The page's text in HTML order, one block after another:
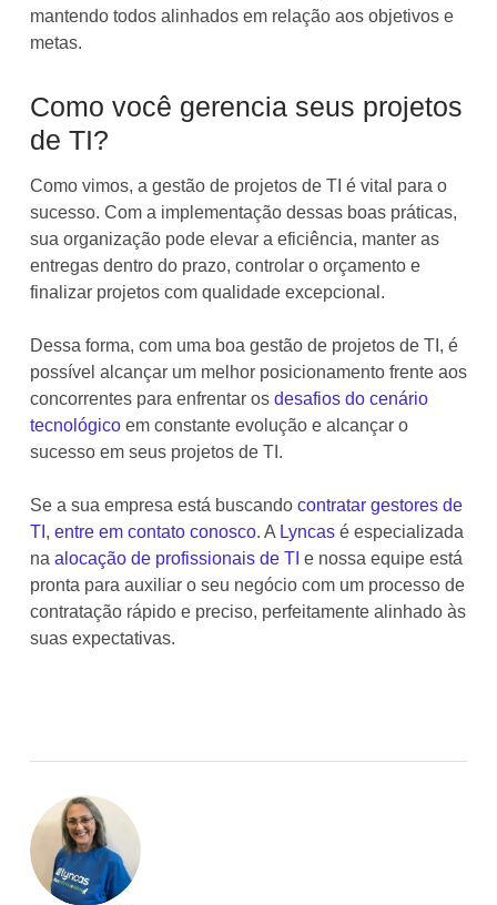
mantendo todos alinhados em relação aos objetivos e
metas.
Como você gerencia seus projetos
de TI?
Como vimos, a gestão de projetos de TI é vital para o
sucesso. Com a implementação dessas boas práticas,
sua organização pode elevar a eficiência, manter as
entregas dentro do prazo, controlar o orçamento e
finalizar projetos com qualidade excepcional.
Dessa forma, com uma boa gestão de projetos de TI, é
possível alcançar um melhor posicionamento frente aos
concorrentes para enfrentar os desafios do cenário
tecnológico em constante evolução e alcançar o
sucesso em seus projetos de TI.
Se a sua empresa está buscando contratar gestores de
TI , entre em contato conosco. A Lyncas é especializada
na alocação de profissionais de TI e nossa equipe está
pronta para auxiliar o seu negócio com um processo de
contratação rápido e preciso, perfeitamente alinhado às
suas expectativas.